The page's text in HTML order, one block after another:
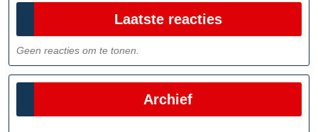
Laatste reacties
Geen reacties om te tonen.
Archief